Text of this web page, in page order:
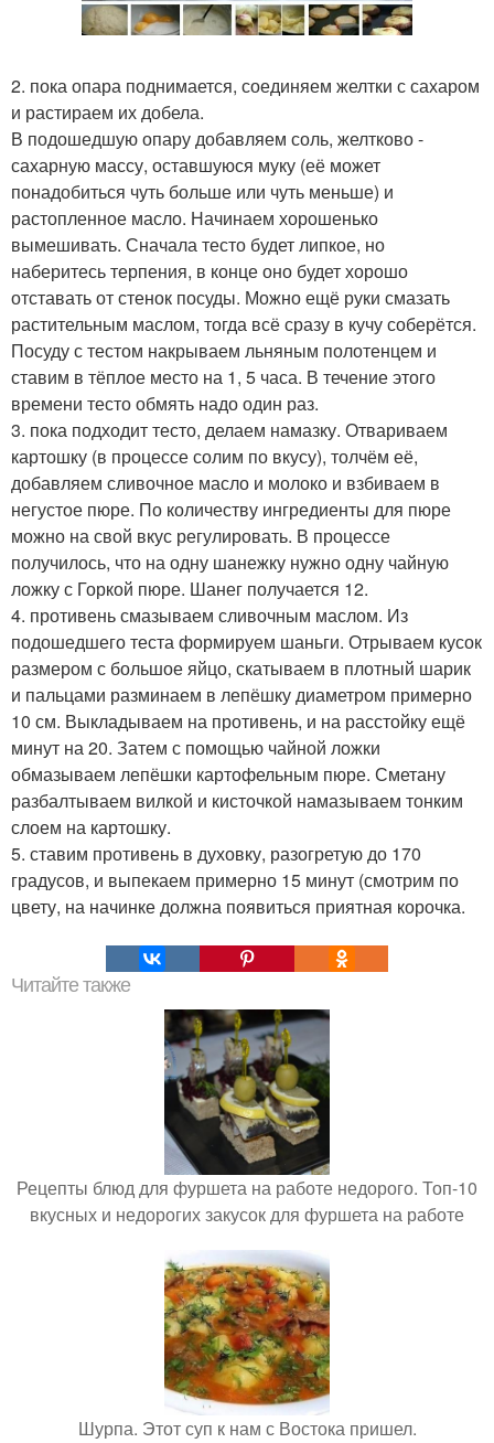
2. пока опара поднимается, соединяем желтки с сахаром
и растираем их добела.
В подошедшую опару добавляем соль, желтково -
сахарную массу, оставшуюся муку (её может
понадобиться чуть больше или чуть меньше) и
растопленное масло. Начинаем хорошенько
вымешивать. Сначала тесто будет липкое, но
наберитесь терпения, в конце оно будет хорошо
отставать от стенок посуды. Можно ещё руки смазать
растительным маслом, тогда всё сразу в кучу соберётся.
Посуду с тестом накрываем льняным полотенцем и
ставим в тёплое место на 1, 5 часа. В течение этого
времени тесто обмять надо один раз.
3. пока подходит тесто, делаем намазку. Отвариваем
картошку (в процессе солим по вкусу), толчём её,
добавляем сливочное масло и молоко и взбиваем в
негустое пюре. По количеству ингредиенты для пюре
можно на свой вкус регулировать. В процессе
получилось, что на одну шанежку нужно одну чайную
ложку с Горкой пюре. Шанег получается 12.
4. противень смазываем сливочным маслом. Из
подошедшего теста формируем шаньги. Отрываем кусок
размером с большое яйцо, скатываем в плотный шарик
и пальцами разминаем в лепёшку диаметром примерно
10 см. Выкладываем на противень, и на расстойку ещё
минут на 20. Затем с помощью чайной ложки
обмазываем лепёшки картофельным пюре. Сметану
разбалтываем вилкой и кисточкой намазываем тонким
слоем на картошку.
5. ставим противень в духовку, разогретую до 170
градусов, и выпекаем примерно 15 минут (смотрим по
цвету, на начинке должна появиться приятная корочка.
Читайте также
Рецепты блюд для фуршета на работе недорого. Топ-10
вкусных и недорогих закусок для фуршета на работе
Шурпа. Этот суп к нам с Востока пришел.